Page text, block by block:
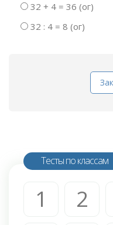
32 + 4 = 36 (ог)
32 : 4 = 8 (ог)
Тесты по классам
1 2